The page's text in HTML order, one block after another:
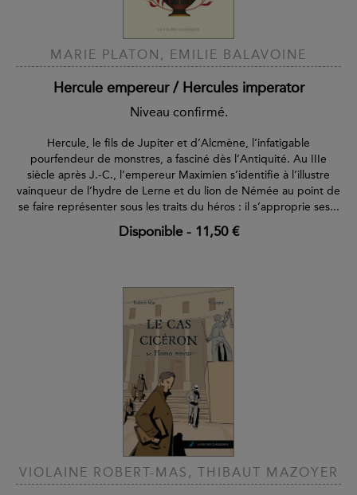
MARIE PLATON, EMILIE BALAVOINE
Hercule empereur / Hercules imperator
Niveau confirmé.
Hercule, le fils de Jupiter et d’Alcmène, l’infatigable
pourfendeur de monstres, a fasciné dès l’Antiquité. Au IIIe
siècle après J.-C., l’empereur Maximien s’identifie à l’illustre
vainqueur de l’hydre de Lerne et du lion de Némée au point de
se faire représenter sous les traits du héros : il s’approprie ses...
Disponible- 11,50 €
VIOLAINE ROBERT-MAS, THIBAUT MAZOYER